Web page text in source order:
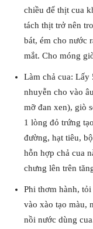
chiều để thịt cua
tách thịt trở nên
bát, ém cho nước
mắt. Cho móng
Làm chả cua: Lấy
nhuyễn cho vào
mỡ đan xen), giò
1 lòng đỏ trứng
đường, hạt tiêu,
hỗn hợp chả cua
chưng lên trên
Phi thơm hành,
vào xào tạo màu,
nồi nước dùng